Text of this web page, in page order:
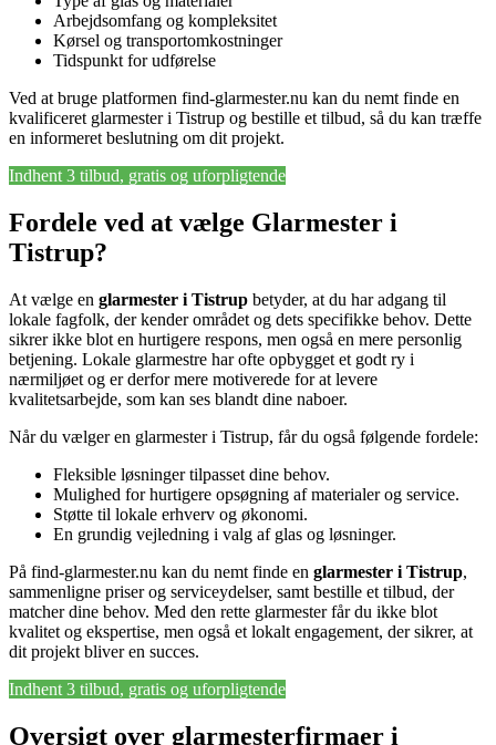
Arbejdsomfang og kompleksitet
Kørsel og transportomkostninger
Tidspunkt for udførelse
Ved at bruge platformen find-glarmester.nu kan du nemt finde en
kvalificeret glarmester i Tistrup og bestille et tilbud, så du kan træffe
en informeret beslutning om dit projekt.
Indhent 3 tilbud, gratis og uforpligtende
Fordele ved at vælge Glarmester i
Tistrup?
At vælge en glarmester i Tistrup betyder, at du har adgang til
lokale fagfolk, der kender området og dets specifikke behov. Dette
sikrer ikke blot en hurtigere respons, men også en mere personlig
betjening. Lokale glarmestre har ofte opbygget et godt ry i
nærmiljøet og er derfor mere motiverede for at levere
kvalitetsarbejde, som kan ses blandt dine naboer.
Når du vælger en glarmester i Tistrup, får du også følgende fordele:
Fleksible løsninger tilpasset dine behov.
Mulighed for hurtigere opsøgning af materialer og service.
Støtte til lokale erhverv og økonomi.
En grundig vejledning i valg af glas og løsninger.
På find-glarmester.nu kan du nemt finde en glarmester i Tistrup,
sammenligne priser og serviceydelser, samt bestille et tilbud, der
matcher dine behov. Med den rette glarmester får du ikke blot
kvalitet og ekspertise, men også et lokalt engagement, der sikrer, at
dit projekt bliver en succes.
Indhent 3 tilbud, gratis og uforpligtende
Oversigt over glarmesterfirmaer i